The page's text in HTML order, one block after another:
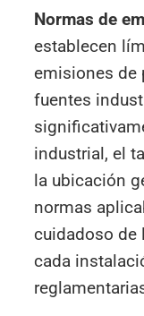
Normas de
establecen
emisiones de
fuentes
industrial, el
la ubicación
normas
cuidadoso de
cada